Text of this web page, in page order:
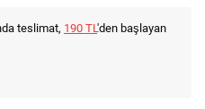
teslimat, 190 TL'den başlayan